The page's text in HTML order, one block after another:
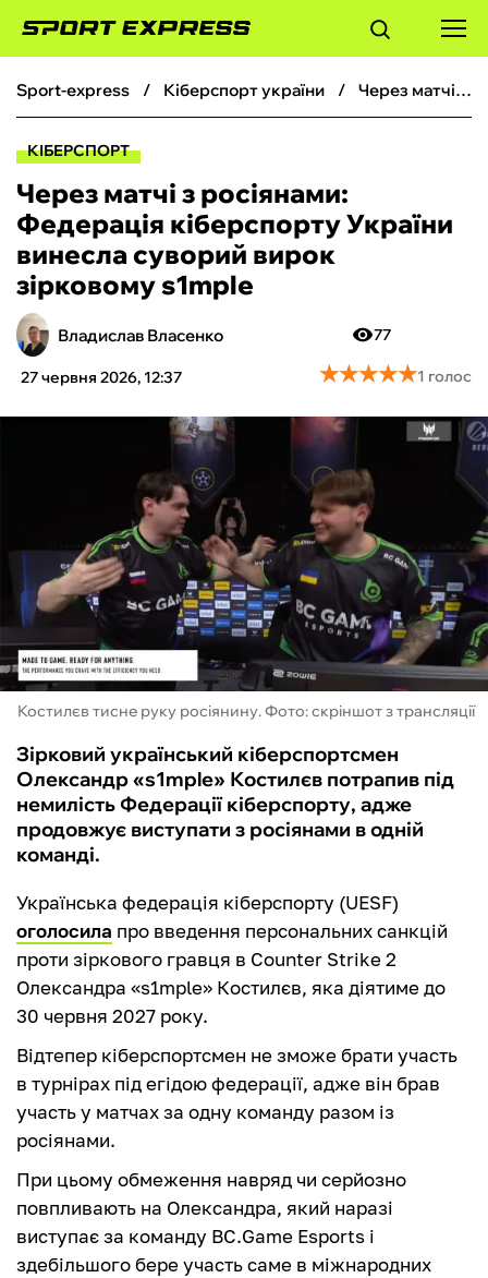
ФУТБОЛ
БОКС
ХОКЕЙ
ТЕНІС
КІБЕРСПОРТ
ФУТЗАЛ
ІНШІ
БУКМЕКЕРИ
sport-express кіберспорт україни Через матчі з росіянами: Федерація кіберспорту України винесла суворий вирок зірковому s1mple
КІБЕРСПОРТ
Через матчі з росіянами:
Федерація кіберспорту України
винесла суворий вирок
зірковому s1mple
Владислав Власенко
27 червня 2026, 12:37
77
★★★★★
★★★★★1 голос
Костилєв тисне руку росіянину. Фото: скріншот з трансляції
Зірковий український кіберспортсмен
Олександр «s1mple» Костилєв потрапив під
немилість Федерації кіберспорту, адже
продовжує виступати з росіянами в одній
команді.
Українська федерація кіберспорту (UESF)
оголосила про введення персональних санкцій
проти зіркового гравця в Counter Strike 2
Олександра «s1mple» Костилєв, яка діятиме до
30 червня 2027 року.
Відтепер кіберспортсмен не зможе брати участь
в турнірах під егідою федерації, адже він брав
участь у матчах за одну команду разом із
росіянами.
При цьому обмеження навряд чи серйозно
повпливають на Олександра, який наразі
виступає за команду BC.Game Esports і
здебільшого бере участь саме в міжнародних